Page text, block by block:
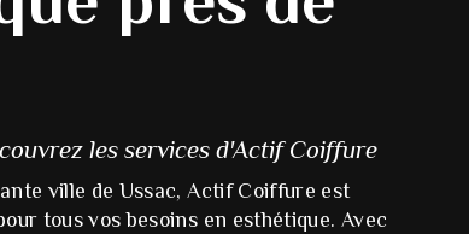
les services d'Actif Coiffure
ville de Ussac, Actif Coiffure est
tous vos besoins en esthétique. Avec